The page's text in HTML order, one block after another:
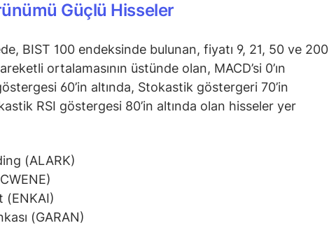
Güçlü Hisseler
BIST 100 endeksinde bulunan, fiyatı 9, 21, 50 ve 200
ortalamasının üstünde olan, MACD’si 0’ın
60’in altında, Stokastik göstergeri 70’in
RSI göstergesi 80’in altında olan hisseler yer
(ALARK)
(ENKAI)
(GARAN)